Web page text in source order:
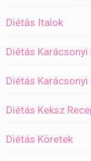
Diétás Italok
Diétás Karácsonyi
Diétás Karácsonyi
Diétás Keksz
Diétás Köretek